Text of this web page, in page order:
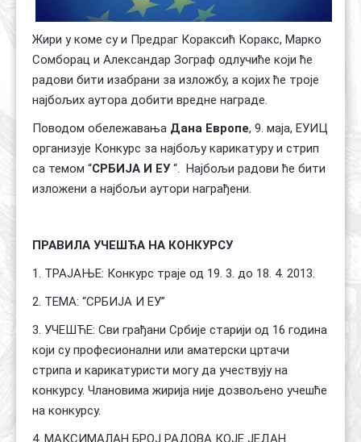
Жири у коме су и Предраг Кораксић Коракс, Марко
Сомборац и Александар Зограф одлучиће који ће
радови бити изабрани за изложбу, а којих ће троје
најбољих аутора добити вредне награде.
Поводом обележавања Дана Европе, 9. маја, ЕУИЦ
организује Конкурс за најбољу карикатуру и стрип
са темом “СРБИЈА И ЕУ“. Најбољи радови ће бити
изложени а најбољи аутори награђени.
ПРАВИЛА УЧЕШЋА НА КОНКУРСУ
1. ТРАЈАЊЕ: Конкурс траје од 19. 3. до 18. 4. 2013.
2. ТЕМА: “СРБИЈА И ЕУ”
3. УЧЕШЋЕ: Сви грађани Србије старији од 16 година
који су професионални или аматерски цртачи
стрипа и карикатуристи могу да учествују на
конкурсу. Члановима жирија није дозвољено учешће
на конкурсу.